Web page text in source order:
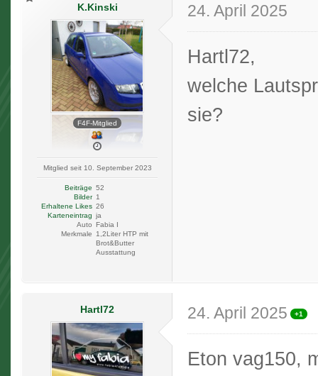
K.Kinski
F4F-Mitglied
Mitglied seit 10. September 2023
Beiträge 52
Bilder 1
Erhaltene Likes 26
Karteneintrag ja
Auto Fabia I
Merkmale 1,2Liter HTP mit
Brot&Butter
Ausstattung
24. April 2025
Hartl72,
welche
sie?
Hartl72 24. April 2025 +1
Eton vag150,